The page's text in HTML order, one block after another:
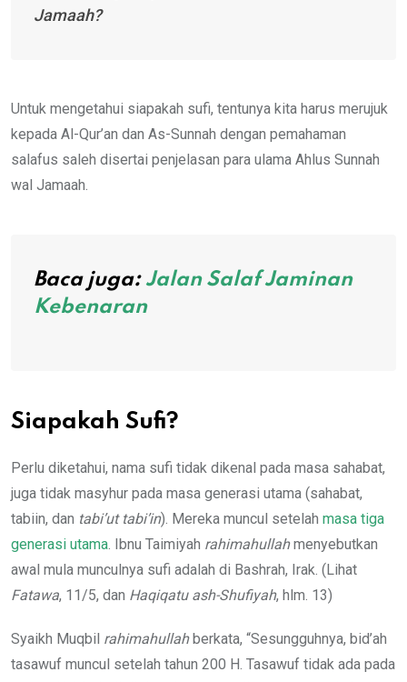
Jamaah?
Untuk mengetahui siapakah sufi, tentunya kita harus merujuk
kepada Al-Qur’an dan As-Sunnah dengan pemahaman
salafus saleh disertai penjelasan para ulama Ahlus Sunnah
wal Jamaah.
Baca juga:Jalan Salaf Jaminan
Kebenaran
Siapakah Sufi?
Perlu diketahui, nama sufi tidak dikenal pada masa sahabat,
juga tidak masyhur pada masa generasi utama (sahabat,
tabiin, dan tabi’ut tabi’in). Mereka muncul setelah masa tiga
generasi utama. Ibnu Taimiyah rahimahullahmenyebutkan
awal mula munculnya sufi adalah di Bashrah, Irak. (Lihat
Fatawa, 11/5, dan Haqiqatu ash-Shufiyah, hlm. 13)
Syaikh Muqbil rahimahullahberkata, “Sesungguhnya, bid’ah
tasawuf muncul setelah tahun 200 H. Tasawuf tidak ada pada